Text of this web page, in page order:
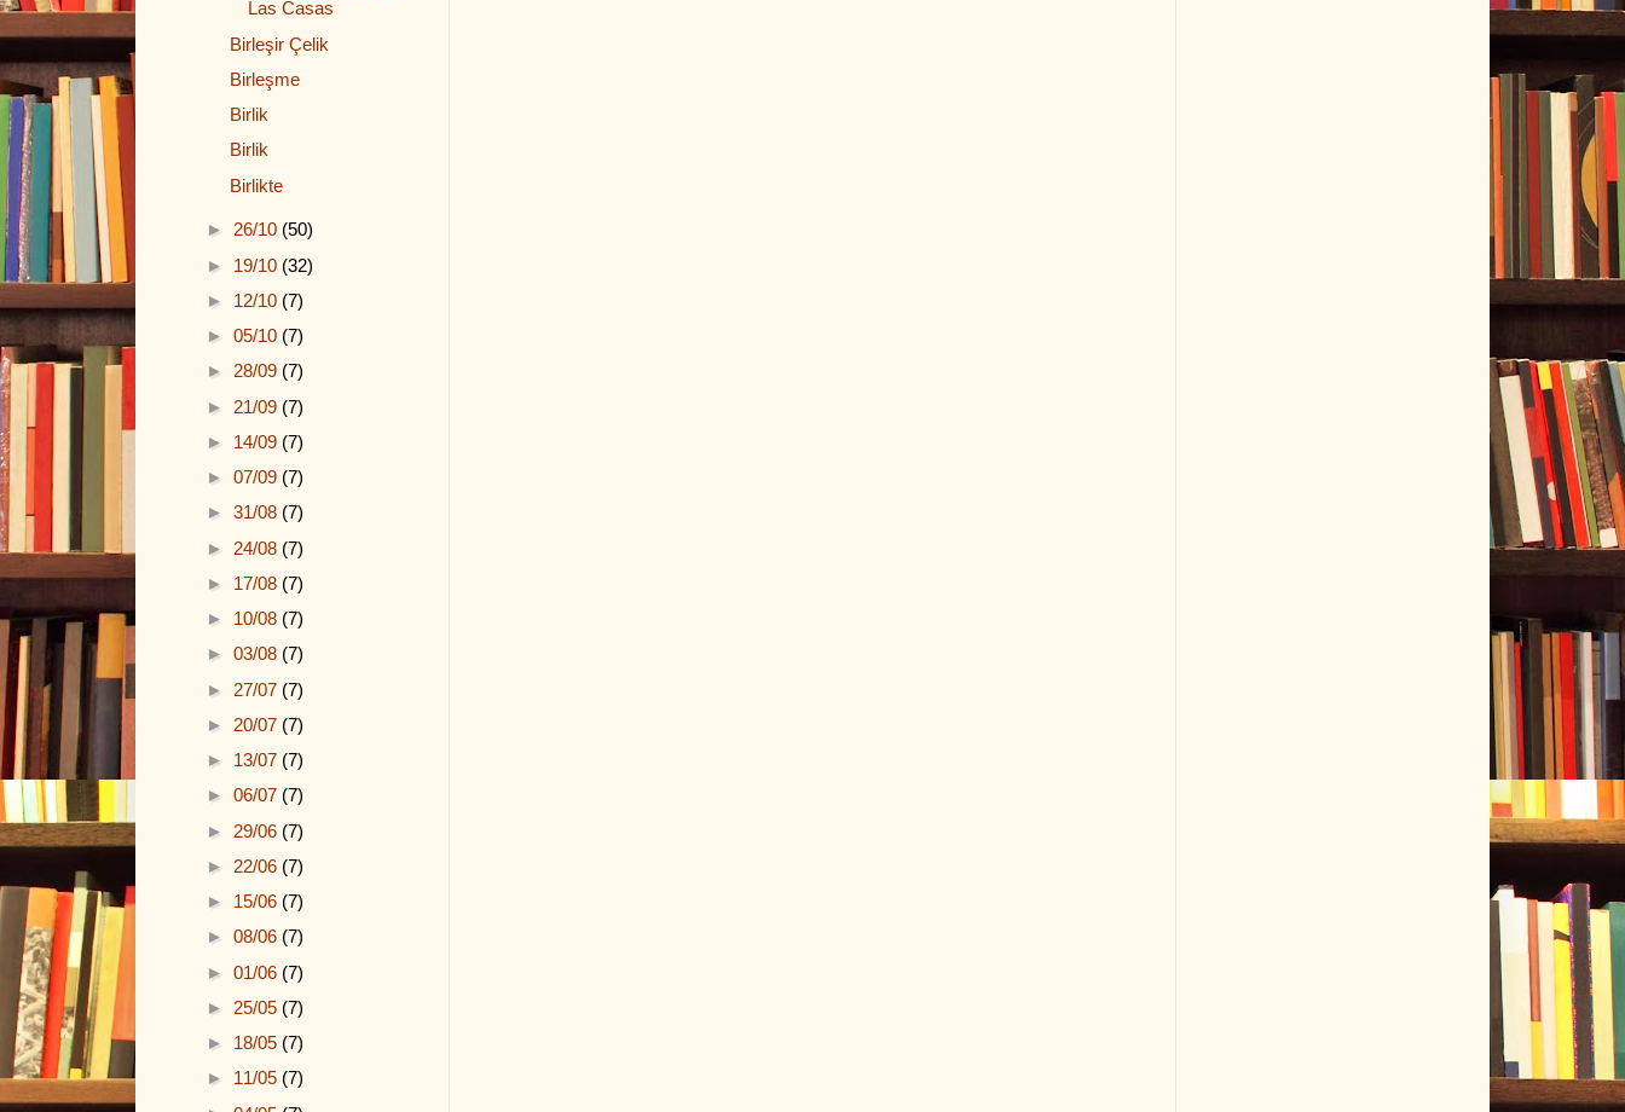
Las Casas
Birleşir Çelik
Birleşme
Birlik
Birlik
Birlikte
► 26/10 (50)
► 19/10 (32)
► 12/10 (7)
► 05/10 (7)
► 28/09 (7)
► 21/09 (7)
► 14/09 (7)
► 07/09 (7)
► 31/08 (7)
► 24/08 (7)
► 17/08 (7)
► 10/08 (7)
► 03/08 (7)
► 27/07 (7)
► 20/07 (7)
► 13/07 (7)
► 06/07 (7)
► 29/06 (7)
► 22/06 (7)
► 15/06 (7)
► 08/06 (7)
► 01/06 (7)
► 25/05 (7)
► 18/05 (7)
► 11/05 (7)